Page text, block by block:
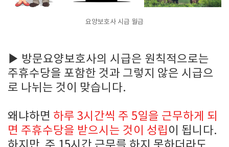
요양보호사 시급 월급
▶ 방문요양보호사의 시급은 원칙적으로는
주휴수당을 포함한 것과 그렇지 않은 시급으
로 나뉘는 것이 맞습니다.
왜냐하면 하루 3시간씩 주 5일을 근무하게 되
면 주휴수당을 받으시는 것이 성립이 됩니다.